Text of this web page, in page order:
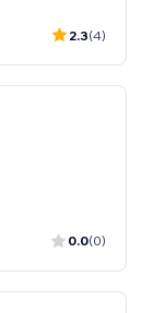
2.3(4)
0.0(0)